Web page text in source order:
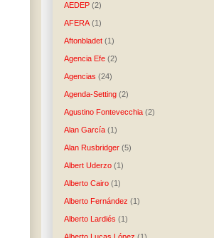
AEDEP (2)
AFERA (1)
Aftonbladet (1)
Agencia Efe (2)
Agencias (24)
Agenda-Setting (2)
Agustino Fontevecchia (2)
Alan García (1)
Alan Rusbridger (5)
Albert Uderzo (1)
Alberto Cairo (1)
Alberto Fernández (1)
Alberto Lardiés (1)